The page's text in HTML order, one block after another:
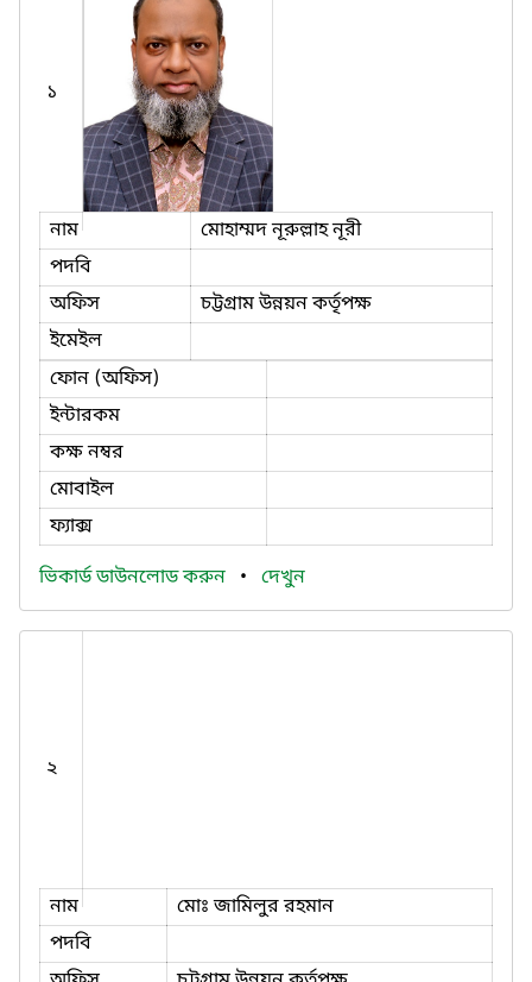
১
নাম
মোহাম্মদ নূরুল্লাহ নূরী
পদবি
অফিস
চট্টগ্রাম উন্নয়ন কর্তৃপক্ষ
ইমেইল
ফোন (অফিস)
ইন্টারকম
কক্ষ নম্বর
মোবাইল
ফ্যাক্স
ভিকার্ড ডাউনলোড করুন • দেখুন
২
নাম
মোঃ জামিলুর রহমান
পদবি